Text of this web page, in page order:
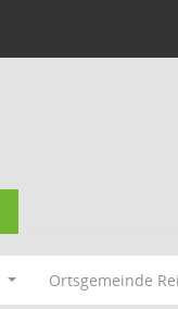
Ortsgemeinde